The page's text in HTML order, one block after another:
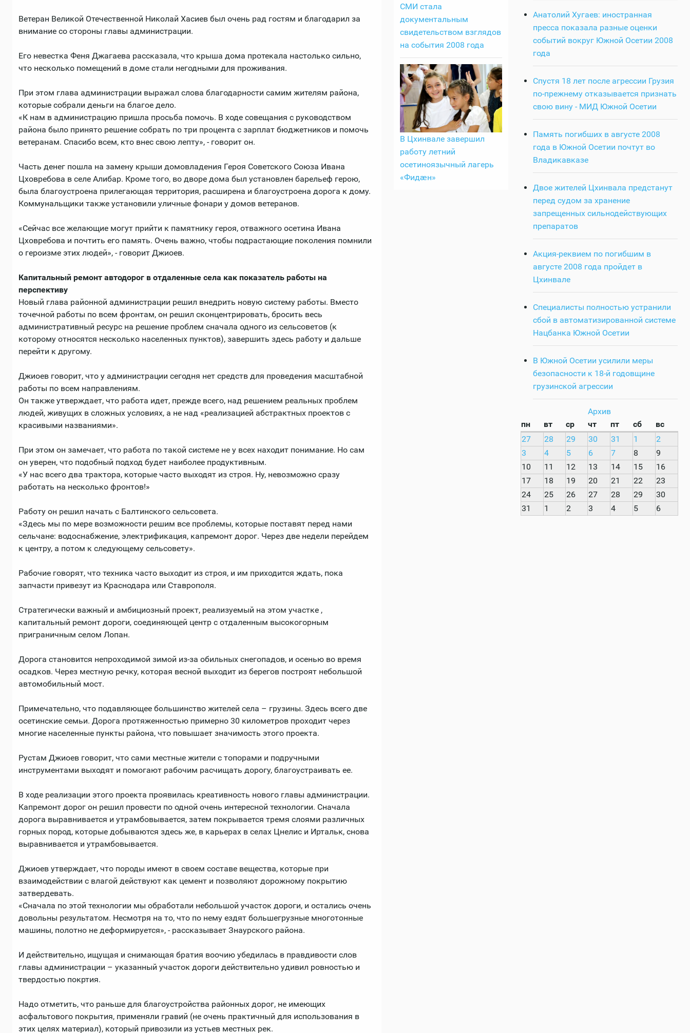
Ветеран Великой Отечественной Николай Хасиев был очень рад гостям и благодарил за
внимание со стороны главы администрации.
Его невестка Феня Джагаева рассказала, что крыша дома протекала настолько сильно,
что несколько помещений в доме стали негодными для проживания.
При этом глава администрации выражал слова благодарности самим жителям района,
которые собрали деньги на благое дело.
«К нам в администрацию пришла просьба помочь. В ходе совещания с руководством
района было принято решение собрать по три процента с зарплат бюджетников и помочь
ветеранам. Спасибо всем, кто внес свою лепту», - говорит он.
Часть денег пошла на замену крыши домовладения Героя Советского Союза Ивана
Цховребова в селе Алибар. Кроме того, во дворе дома был установлен барельеф герою,
была благоустроена прилегающая территория, расширена и благоустроена дорога к дому.
Коммунальщики также установили уличные фонари у домов ветеранов.
«Сейчас все желающие могут прийти к памятнику героя, отважного осетина Ивана
Цховребова и почтить его память. Очень важно, чтобы подрастающие поколения помнили
о героизме этих людей», - говорит Джиоев.
Капитальный ремонт автодорог в отдаленные села как показатель работы на
перспективу
Новый глава районной администрации решил внедрить новую систему работы. Вместо
точечной работы по всем фронтам, он решил сконцентрировать, бросить весь
административный ресурс на решение проблем сначала одного из сельсоветов (к
которому относятся несколько населенных пунктов), завершить здесь работу и дальше
перейти к другому.
Джиоев говорит, что у администрации сегодня нет средств для проведения масштабной
работы по всем направлениям.
Он также утверждает, что работа идет, прежде всего, над решением реальных проблем
людей, живущих в сложных условиях, а не над «реализацией абстрактных проектов с
красивыми названиями».
При этом он замечает, что работа по такой системе не у всех находит понимание. Но сам
он уверен, что подобный подход будет наиболее продуктивным.
«У нас всего два трактора, которые часто выходят из строя. Ну, невозможно сразу
работать на несколько фронтов!»
Работу он решил начать с Балтинского сельсовета.
«Здесь мы по мере возможности решим все проблемы, которые поставят перед нами
сельчане: водоснабжение, электрификация, капремонт дорог. Через две недели перейдем
к центру, а потом к следующему сельсовету».
Рабочие говорят, что техника часто выходит из строя, и им приходится ждать, пока
запчасти привезут из Краснодара или Ставрополя.
Стратегически важный и амбициозный проект, реализуемый на этом участке ,
капитальный ремонт дороги, соединяющей центр с отдаленным высокогорным
приграничным селом Лопан.
Дорога становится непроходимой зимой из-за обильных снегопадов, и осенью во время
осадков. Через местную речку, которая весной выходит из берегов построят небольшой
автомобильный мост.
Примечательно, что подавляющее большинство жителей села – грузины. Здесь всего две
осетинские семьи. Дорога протяженностью примерно 30 километров проходит через
многие населенные пункты района, что повышает значимость этого проекта.
Рустам Джиоев говорит, что сами местные жители с топорами и подручными
инструментами выходят и помогают рабочим расчищать дорогу, благоустраивать ее.
В ходе реализации этого проекта проявилась креативность нового главы администрации.
Капремонт дорог он решил провести по одной очень интересной технологии. Сначала
дорога выравнивается и утрамбовывается, затем покрывается тремя слоями различных
горных пород, которые добываются здесь же, в карьерах в селах Цнелис и Иртальк, снова
выравнивается и утрамбовывается.
Джиоев утверждает, что породы имеют в своем составе вещества, которые при
взаимодействии с влагой действуют как цемент и позволяют дорожному покрытию
затвердевать.
«Сначала по этой технологии мы обработали небольшой участок дороги, и остались очень
довольны результатом. Несмотря на то, что по нему ездят большегрузные многотонные
машины, полотно не деформируется», - рассказывает Знаурского района.
И действительно, ищущая и снимающая братия воочию убедилась в правдивости слов
главы администрации – указанный участок дороги действительно удивил ровностью и
твердостью покртия.
Надо отметить, что раньше для благоустройства районных дорог, не имеющих
асфальтового покрытия, применяли гравий (не очень практичный для использования в
этих целях материал), который привозили из устьев местных рек.
СМИ стала
документальным
свидетельством взглядов
на события 2008 года
В Цхинвале завершил
работу летний
осетиноязычный лагерь
«Фидӕн»
Анатолий Хугаев: иностранная
пресса показала разные оценки
событий вокруг Южной Осетии 2008
года
Спустя 18 лет после агрессии Грузия
по-прежнему отказывается признать
свою вину - МИД Южной Осетии
Память погибших в августе 2008
года в Южной Осетии почтут во
Владикавказе
Двое жителей Цхинвала предстанут
перед судом за хранение
запрещенных сильнодействующих
препаратов
Акция-реквием по погибшим в
августе 2008 года пройдет в
Цхинвале
Специалисты полностью устранили
сбой в автоматизированной системе
Нацбанка Южной Осетии
В Южной Осетии усилили меры
безопасности к 18-й годовщине
грузинской агрессии
Архив
пн
вт ср чт пт сб
вс
27
28 29 30 31 1
2
3
4 5 6 7 8
9
10
11 12 13 14 15
16
17
18 19 20 21 22
23
24
25 26 27 28 29
30
31
1 2 3 4 5 6